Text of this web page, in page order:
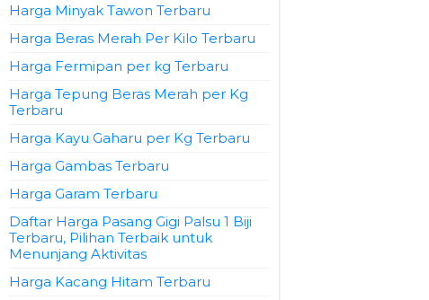
Harga Minyak Tawon Terbaru
Harga Beras Merah Per Kilo Terbaru
Harga Fermipan per kg Terbaru
Harga Tepung Beras Merah per Kg
Terbaru
Harga Kayu Gaharu per Kg Terbaru
Harga Gambas Terbaru
Harga Garam Terbaru
Daftar Harga Pasang Gigi Palsu 1 Biji
Terbaru, Pilihan Terbaik untuk
Menunjang Aktivitas
Harga Kacang Hitam Terbaru